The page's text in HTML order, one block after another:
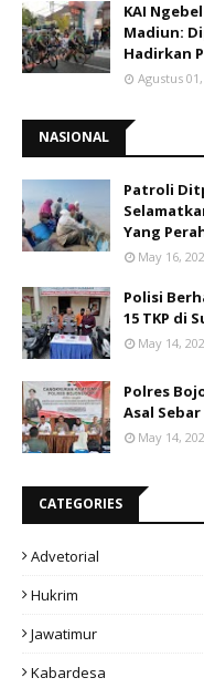
KAI
Madiun:
Hadirkan
Agustus
NASIONAL
Patroli
Yang
May 16,
Polisi
15 TKP di
May 14,
Polres
Asal
May 14,
CATEGORIES
Advetorial
Hukrim
Jawatimur
Kabardesa